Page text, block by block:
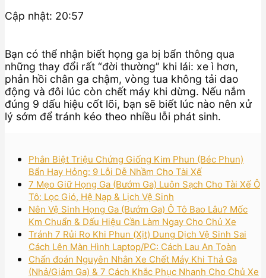
Cập nhật: 20:57
Bạn có thể nhận biết họng ga bị bẩn thông qua
những thay đổi rất “đời thường” khi lái: xe ì hơn,
phản hồi chân ga chậm, vòng tua không tải dao
động và đôi lúc còn chết máy khi dừng. Nếu nắm
đúng 9 dấu hiệu cốt lõi, bạn sẽ biết lúc nào nên xử
lý sớm để tránh kéo theo nhiều lỗi phát sinh.
Phân Biệt Triệu Chứng Giống Kim Phun (Béc Phun)
Bẩn Hay Hỏng: 9 Lỗi Dễ Nhầm Cho Tài Xế
7 Mẹo Giữ Họng Ga (Bướm Ga) Luôn Sạch Cho Tài Xế Ô
Tô: Lọc Gió, Hệ Nạp & Lịch Vệ Sinh
Nên Vệ Sinh Họng Ga (Bướm Ga) Ô Tô Bao Lâu? Mốc
Km Chuẩn & Dấu Hiệu Cần Làm Ngay Cho Chủ Xe
Tránh 7 Rủi Ro Khi Phun (Xịt) Dung Dịch Vệ Sinh Sai
Cách Lên Màn Hình Laptop/PC: Cách Lau An Toàn
Chẩn đoán Nguyên Nhân Xe Chết Máy Khi Thả Ga
(Nhả/Giảm Ga) & 7 Cách Khắc Phục Nhanh Cho Chủ Xe